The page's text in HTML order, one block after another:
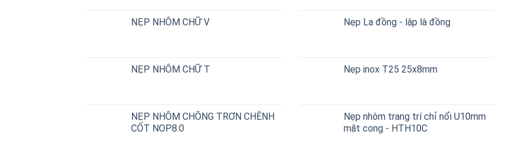
NẸP NHÔM CHỮ V
NẸP NHÔM CHỮ T
NẸP NHÔM CHỐNG TRƠN CHÊNH
CỐT NOP8.0
Nẹp La đồng - lập là đồng
Nẹp inox T25 25x8mm
Nẹp nhôm trang trí chỉ nổi U10mm
mặt cong - HTH10C